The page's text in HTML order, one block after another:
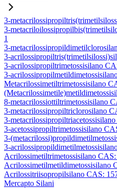
3-
3-
1
3-
3-
3-acrilossipropiltrimetossisilano
3-
Metacrilossimetiltrimetossisilano
8-metacrilossiottiltrimetossisilano
3-metacrilossipropiltriclorosilano
3-
3-acetossipropiltrimetossisilano
3-
3-
Acrilossimetiltrimetossisilano
Acrilossimetilmetildimetossisilano
Acrilossitriisopropilsilano CAS:
Mercapto Silani